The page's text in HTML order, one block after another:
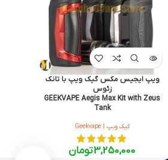
ویپ ایجیس مکس گیک ویپ با تانک
زئوس
GEEKVAPE Aegis Max Kit with Zeus
Tank
گیک ویپ | Geekvape
3,250,000تومان